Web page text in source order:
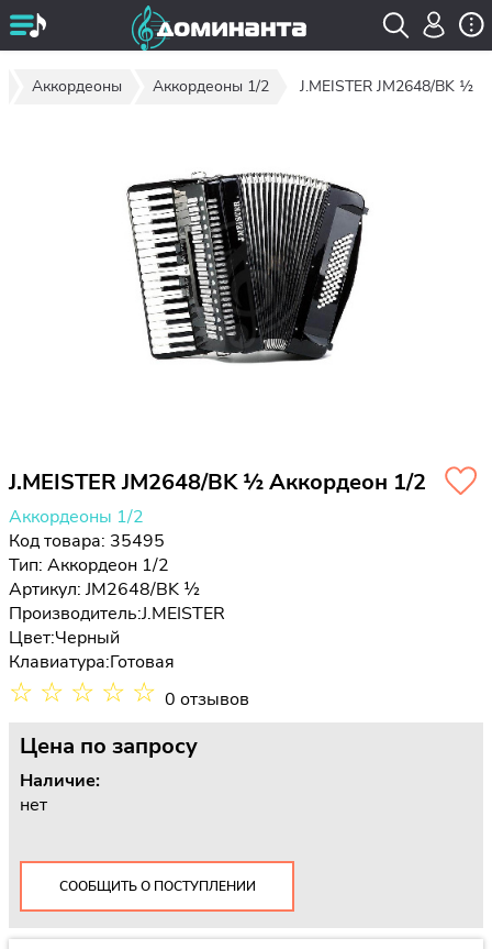
Аккордеоны Аккордеоны 1/2 J.MEISTER JM2648/BK ½
J.MEISTER JM2648/BK ½ Аккордеон 1/2
Аккордеоны 1/2
Код товара: 35495
Тип: Аккордеон 1/2
Артикул: JM2648/BK ½
Производитель:J.MEISTER
Цвет:Черный
Клавиатура:Готовая
☆ ☆ ☆ ☆ ☆ 0 отзывов
Цена по запросу
Наличие:
нет
СООБЩИТЬ О ПОСТУПЛЕНИИ